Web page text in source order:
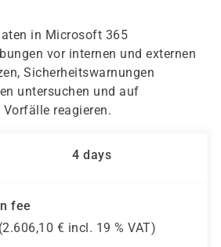
in Microsoft 365
vor internen und externen
Sicherheitswarnungen
untersuchen und auf
reagieren.
4 days
fee
(2.606,10 € incl. 19 % VAT)